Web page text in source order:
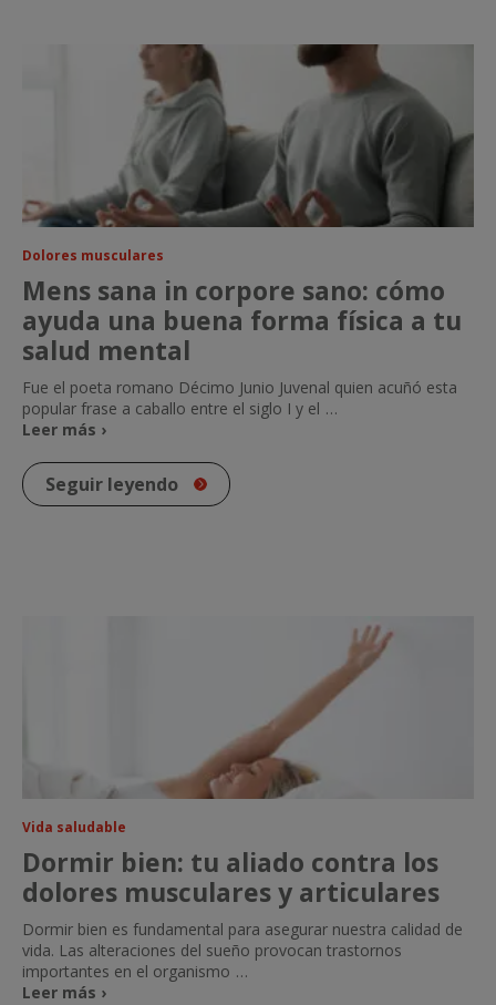
Dolores musculares
Mens sana in corpore sano: cómo
ayuda una buena forma física a tu
salud mental
Fue el poeta romano Décimo Junio Juvenal quien acuñó esta
popular frase a caballo entre el siglo I y el …
Leer más ›
Seguir leyendo
Vida saludable
Dormir bien: tu aliado contra los
dolores musculares y articulares
Dormir bien es fundamental para asegurar nuestra calidad de
vida. Las alteraciones del sueño provocan trastornos
importantes en el organismo …
Leer más ›